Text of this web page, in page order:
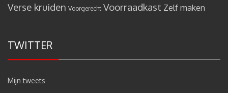
Verse kruiden Voorgerecht Voorraadkast Zelf maken
TWITTER
Mijn tweets